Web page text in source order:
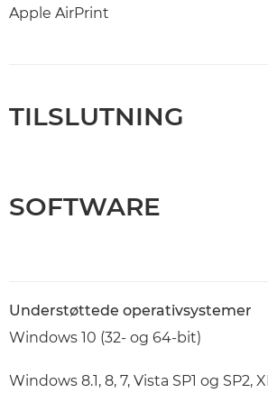
Apple AirPrint
TILSLUTNING
SOFTWARE
Understøttede operativsystemer
Windows 10 (32- og 64-bit)
Windows 8.1, 8, 7, Vista SP1 og SP2,